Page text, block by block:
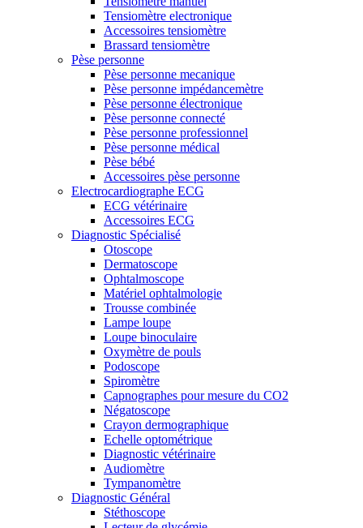
Tensiomètre electronique
Accessoires tensiomètre
Brassard tensiomètre
Pèse personne
Pèse personne mecanique
Pèse personne impédancemètre
Pèse personne électronique
Pèse personne connecté
Pèse personne professionnel
Pèse personne médical
Pèse bébé
Accessoires pèse personne
Electrocardiographe ECG
ECG vétérinaire
Accessoires ECG
Diagnostic Spécialisé
Otoscope
Dermatoscope
Ophtalmoscope
Matériel ophtalmologie
Trousse combinée
Lampe loupe
Loupe binoculaire
Oxymètre de pouls
Podoscope
Spiromètre
Capnographes pour mesure du CO2
Négatoscope
Crayon dermographique
Echelle optométrique
Diagnostic vétérinaire
Audiomètre
Tympanomètre
Diagnostic Général
Stéthoscope